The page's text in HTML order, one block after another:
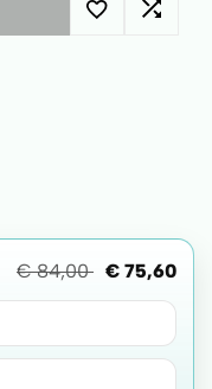
€84,00 € 75,60